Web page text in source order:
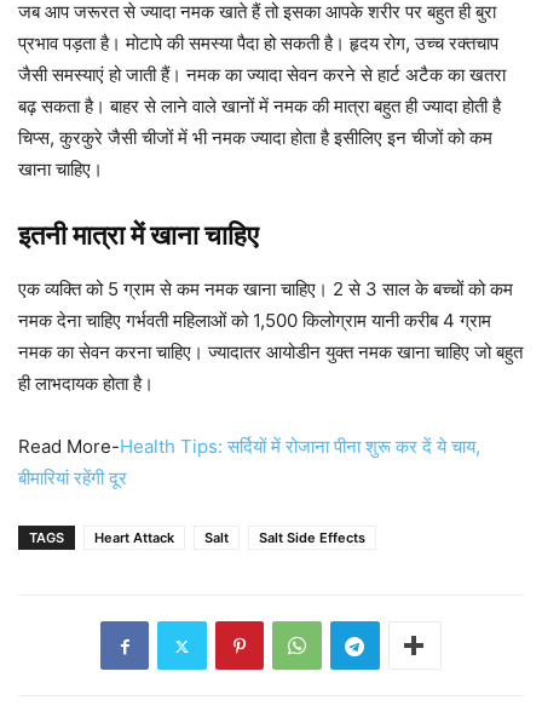
जब आप जरूरत से ज्यादा नमक खाते हैं तो इसका आपके शरीर पर बहुत ही बुरा
प्रभाव पड़ता है। मोटापे की समस्या पैदा हो सकती है। हृदय रोग, उच्च रक्तचाप
जैसी समस्याएं हो जाती हैं। नमक का ज्यादा सेवन करने से हार्ट अटैक का खतरा
बढ़ सकता है। बाहर से लाने वाले खानों में नमक की मात्रा बहुत ही ज्यादा होती है
चिप्स, कुरकुरे जैसी चीजों में भी नमक ज्यादा होता है इसीलिए इन चीजों को कम
खाना चाहिए।
इतनी मात्रा में खाना चाहिए
एक व्यक्ति को 5 ग्राम से कम नमक खाना चाहिए। 2 से 3 साल के बच्चों को कम
नमक देना चाहिए गर्भवती महिलाओं को 1,500 किलोग्राम यानी करीब 4 ग्राम
नमक का सेवन करना चाहिए। ज्यादातर आयोडीन युक्त नमक खाना चाहिए जो बहुत
ही लाभदायक होता है।
Read More-Health Tips: सर्दियों में रोजाना पीना शुरू कर दें ये चाय,
बीमारियां रहेंगी दूर
TAGS Heart Attack Salt Salt Side Effects